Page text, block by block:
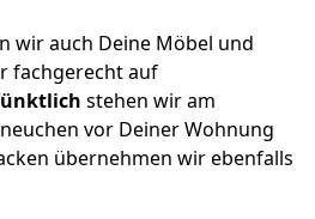
wir auch Deine Möbel und
fachgerecht auf
stehen wir am
vor Deiner Wohnung
übernehmen wir ebenfalls